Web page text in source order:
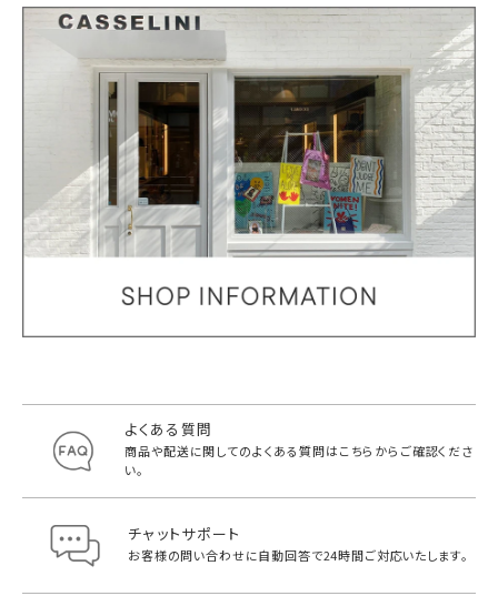
よくある質問
商品や配送に関してのよくある質問はこちらからご確認くださ
い。
チャットサポート
お客様の問い合わせに自動回答で24時間ご対応いたします。